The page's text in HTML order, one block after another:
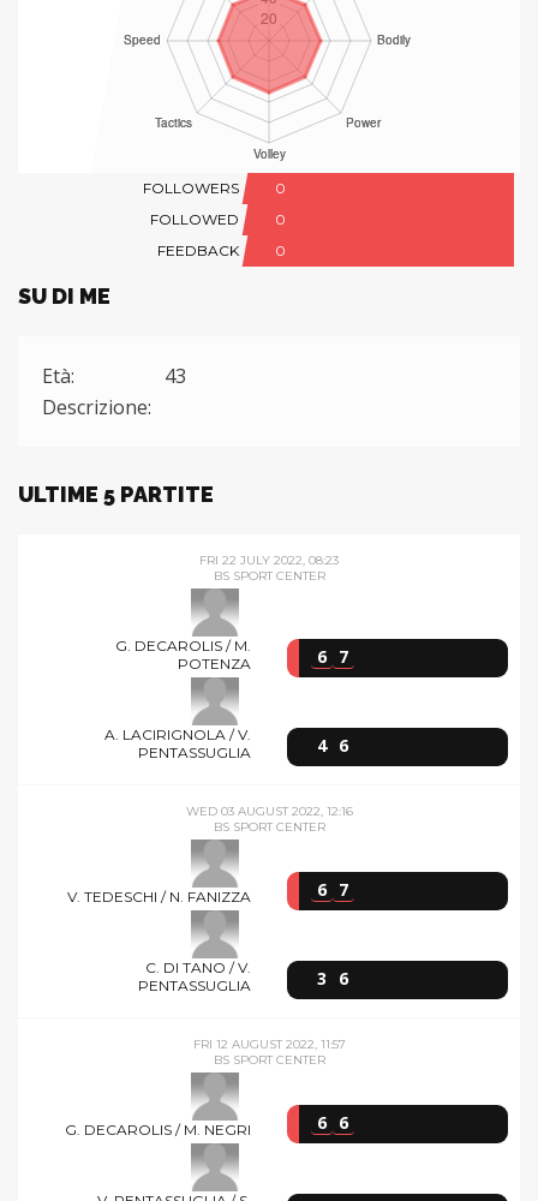
FOLLOWERS
0
FOLLOWED
0
FEEDBACK
0
SU DI ME
Età:
43
Descrizione:
ULTIME 5 PARTITE
FRI 22 JULY 2022, 08:23
BS SPORT CENTER
G. DECAROLIS / M.
POTENZA
6 7
A. LACIRIGNOLA / V.
PENTASSUGLIA
4 6
WED 03 AUGUST 2022, 12:16
BS SPORT CENTER
V. TEDESCHI / N. FANIZZA 6 7
C. DI TANO / V.
PENTASSUGLIA
3 6
FRI 12 AUGUST 2022, 11:57
BS SPORT CENTER
G. DECAROLIS / M. NEGRI 6 6